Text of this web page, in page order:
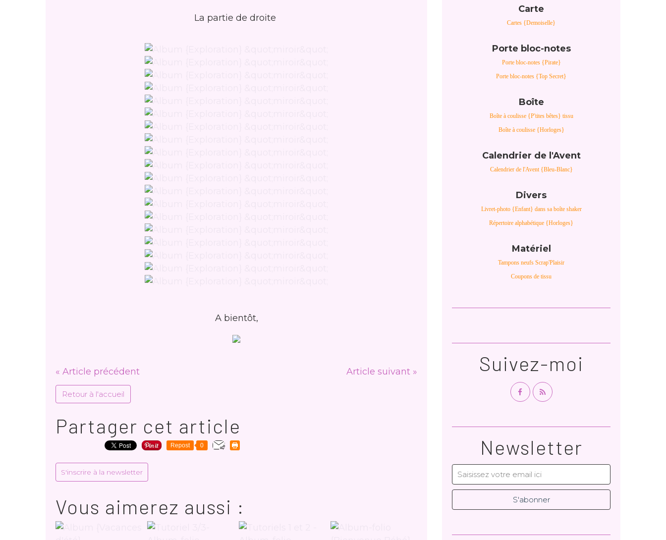
La partie de droite
A bientôt,
« Article précédent Article suivant »
Retour à l'accueil
Partager cet article
Repost 0
S'inscrire à la newsletter
Vous aimerez aussi :
Newsletter
Suivez-moi
Carte
Cartes {Demoiselle}
Porte bloc-notes
Porte bloc-notes {Pirate}
Porte bloc-notes {Top Secret}
Boîte
Boîte à coulisse {P'tites bêtes} tissu
Boîte à coulisse {Horloges}
Calendrier de l'Avent
Calendrier de l'Avent {Bleu-Blanc}
Divers
Livret-photo {Enfant} dans sa boîte shaker
Répertoire alphabétique {Horloges}
Matériel
Tampons neufs Scrap'Plaisir
Coupons de tissu